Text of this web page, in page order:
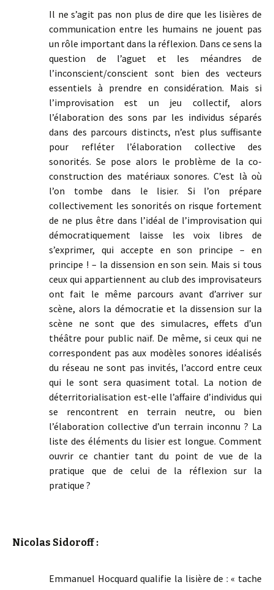
Il ne s’agit pas non plus de dire que les lisières de
communication entre les humains ne jouent pas
un rôle important dans la réflexion. Dans ce sens la
question de l’aguet et les méandres de
l’inconscient/conscient sont bien des vecteurs
essentiels à prendre en considération. Mais si
l’improvisation est un jeu collectif, alors
l’élaboration des sons par les individus séparés
dans des parcours distincts, n’est plus suffisante
pour refléter l’élaboration collective des
sonorités. Se pose alors le problème de la co-
construction des matériaux sonores. C’est là où
l’on tombe dans le lisier. Si l’on prépare
collectivement les sonorités on risque fortement
de ne plus être dans l’idéal de l’improvisation qui
démocratiquement laisse les voix libres de
s’exprimer, qui accepte en son principe – en
principe ! – la dissension en son sein. Mais si tous
ceux qui appartiennent au club des improvisateurs
ont fait le même parcours avant d’arriver sur
scène, alors la démocratie et la dissension sur la
scène ne sont que des simulacres, effets d’un
théâtre pour public naïf. De même, si ceux qui ne
correspondent pas aux modèles sonores idéalisés
du réseau ne sont pas invités, l’accord entre ceux
qui le sont sera quasiment total. La notion de
déterritorialisation est-elle l’affaire d’individus qui
se rencontrent en terrain neutre, ou bien
l’élaboration collective d’un terrain inconnu ? La
liste des éléments du lisier est longue. Comment
ouvrir ce chantier tant du point de vue de la
pratique que de celui de la réflexion sur la
pratique ?
Nicolas Sidoroff :
Emmanuel Hocquard qualifie la lisière de : « tache